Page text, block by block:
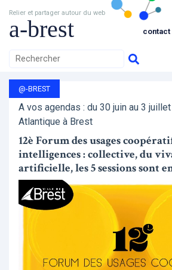
Relier et partager autour du web
a-brest contact
@-BREST
A vos agendas : du 30 juin au 3
Atlantique à Brest
12è Forum des usages
intelligences : collective, du
artificielle, les 5 sessions sont